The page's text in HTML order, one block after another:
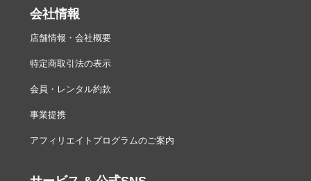
会社情報
店舗情報・会社概要
特定商取引法の表示
会員・レンタル約款
事業提携
アフィリエイトプログラムのご案内